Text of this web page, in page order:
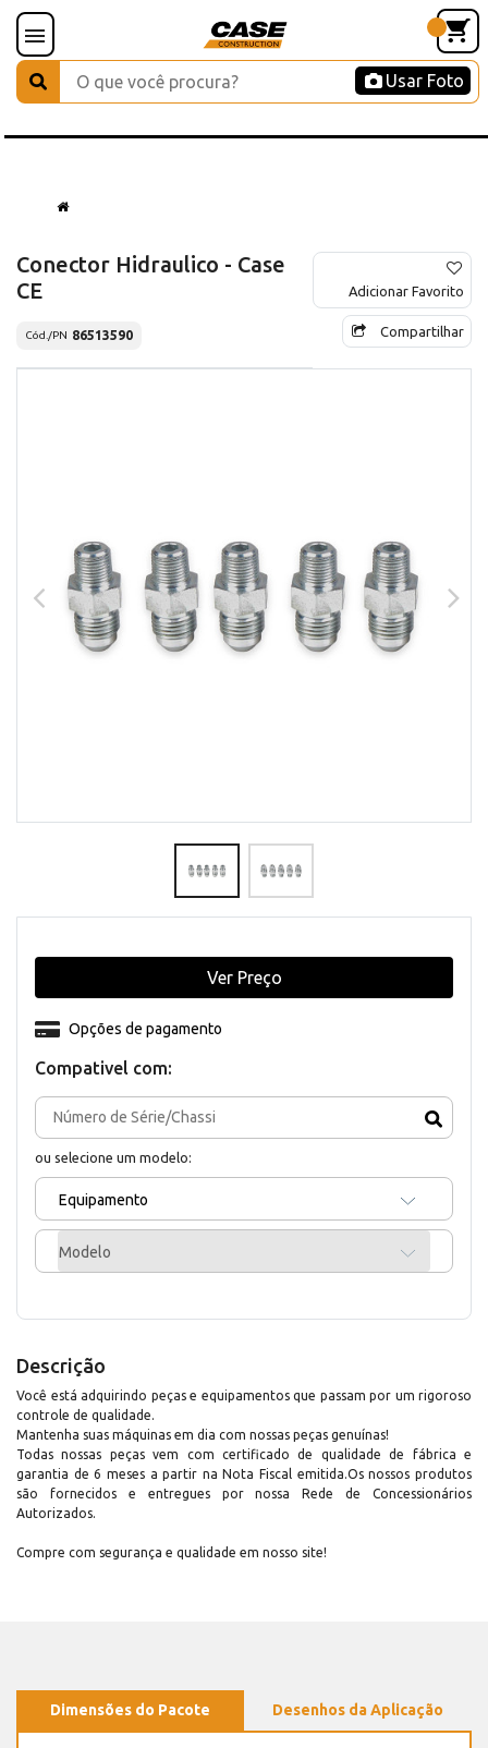
Usar Foto
Conector Hidraulico - Case
CE
Cód./PN 86513590
Adicionar Favorito
Compartilhar
Compativel com:
ou selecione um modelo:
Equipamento
Modelo
Opções de pagamento
Ver Preço
Descrição
Você está adquirindo peças e equipamentos que passam por um rigoroso
controle de qualidade.
Mantenha suas máquinas em dia com nossas peças genuínas!
Todas nossas peças vem com certificado de qualidade de fábrica e
garantia de 6 meses a partir na Nota Fiscal emitida.Os nossos produtos
são fornecidos e entregues por nossa Rede de Concessionários
Autorizados.
Compre com segurança e qualidade em nosso site!
Dimensões do Pacote Desenhos da Aplicação